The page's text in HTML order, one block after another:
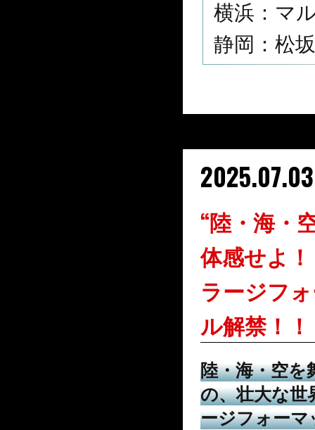
横浜：マ
静岡：松
2025.07.03
“陸・海・
体感せよ！
ラージフ
ル解禁！！
陸・海・空
の、壮大な世
ージフォー